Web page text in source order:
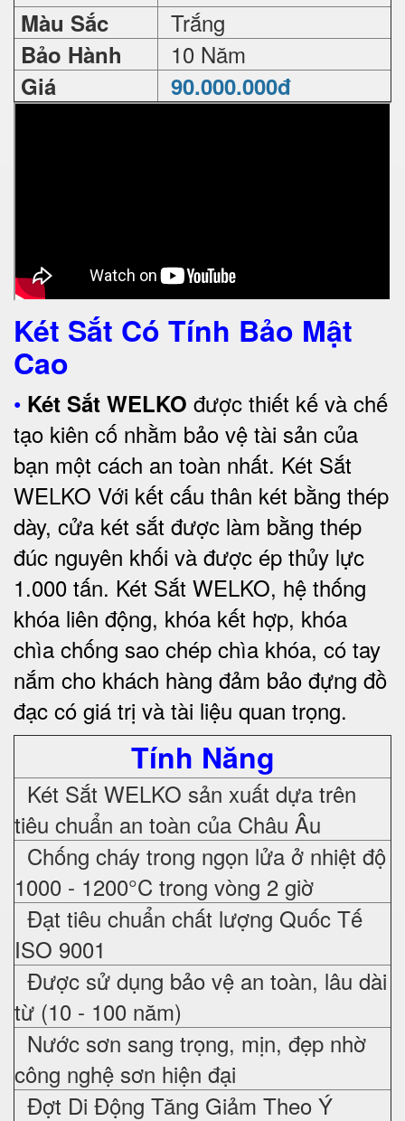
Màu Sắc Trắng
Bảo Hành 10 Năm
Giá 90.000.000đ
Két Sắt Có Tính Bảo Mật
Cao
• Két Sắt WELKO được thiết kế và chế
tạo kiên cố nhằm bảo vệ tài sản của
bạn một cách an toàn nhất. Két Sắt
WELKO Với kết cấu thân két bằng thép
dày, cửa két sắt được làm bằng thép
đúc nguyên khối và được ép thủy lực
1.000 tấn. Két Sắt WELKO, hệ thống
khóa liên động, khóa kết hợp, khóa
chìa chống sao chép chìa khóa, có tay
nắm cho khách hàng đảm bảo đựng đồ
đạc có giá trị và tài liệu quan trọng.
Tính Năng
Két Sắt WELKO sản xuất dựa trên
tiêu chuẩn an toàn của Châu Âu
Chống cháy trong ngọn lửa ở nhiệt độ
1000 - 1200°C trong vòng 2 giờ
Đạt tiêu chuẩn chất lượng Quốc Tế
ISO 9001
Được sử dụng bảo vệ an toàn, lâu dài
từ (10 - 100 năm)
Nước sơn sang trọng, mịn, đẹp nhờ
công nghệ sơn hiện đại
Đợt Di Động Tăng Giảm Theo Ý